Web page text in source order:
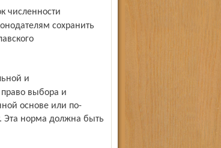
сохранить
выбора и
основе или по-
Эта норма должна быть